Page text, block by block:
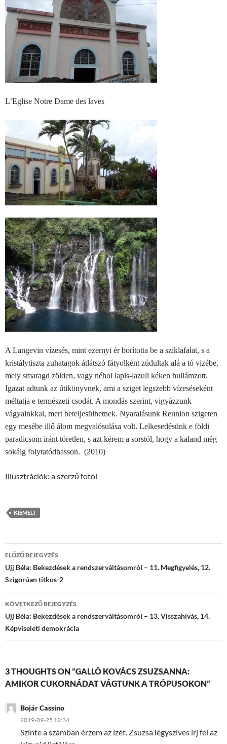
L’Eglise Notre Dame des laves
A Langevin vízesés, mint ezernyi ér borította be a sziklafalat, s a
kristálytiszta zuhatagok átlátszó fátyolként zúdultak alá a tó vizébe,
mely smaragd zölden, vagy néhol lapis-lazuli kéken hullámzott.
Igazat adtunk az útikönyvnek, ami a sziget legszebb vízeséseként
méltatja e természeti csodát. A mondás szerint, vigyázzunk
vágyainkkal, mert beteljesülhetnek. Nyaralásunk Reunion szigeten
egy mesébe illő álom megvalósulása volt. Lelkesedésünk e földi
paradicsom iránt töretlen, s azt kérem a sorstól, hogy a kaland még
sokáig folytatódhasson. (2010)
Illusztrációk: a szerző fotói
KIEMELT
Bejegyzések
navigációja
ELŐZŐ BEJEGYZÉS
Ujj Béla: Bekezdések a rendszerváltásomról – 11. Megfigyelés, 12.
Szigorúan titkos-2
KÖVETKEZŐ BEJEGYZÉS
Ujj Béla: Bekezdések a rendszerváltásomról – 13. Visszahívás, 14.
Képviseleti demokrácia
3 THOUGHTS ON “GALLÓ KOVÁCS ZSUZSANNA:
AMIKOR CUKORNÁDAT VÁGTUNK A TRÓPUSOKON”
Bojár Cassino
2019-09-25 12:34
Szinte a számban érzem az ízét. Zsuzsa légyszives írj fel az